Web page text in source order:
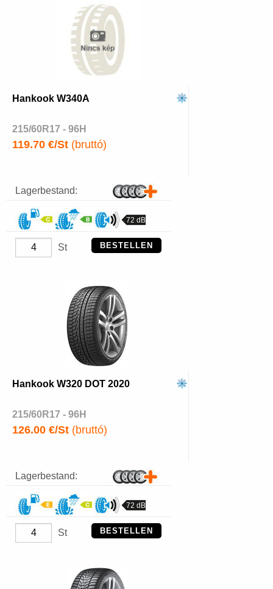
Hankook W340A
215/60R17 - 96H
119.70 €/St (bruttó)
Lagerbestand:
72 dB
St BESTELLEN
Hankook W320 DOT 2020
215/60R17 - 96H
126.00 €/St (bruttó)
Lagerbestand:
72 dB
St BESTELLEN